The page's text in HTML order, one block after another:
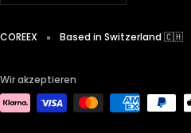
COREEX Based in Switzerland 🇨🇭
Wir akzeptieren